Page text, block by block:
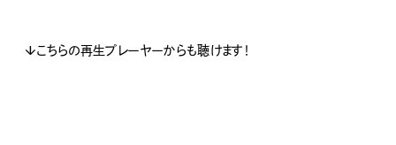
↓こちらの再生プレーヤーからも聴けます！